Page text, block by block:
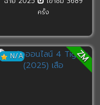
ครั้ง
N/A ZM